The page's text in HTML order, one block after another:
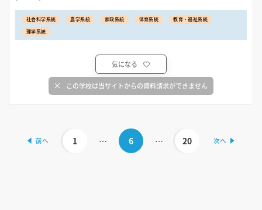
社会科学系統 農学系統 家政系統 体育系統
教育・福祉系統
理学系統
気になる
この学校は当サイトからの資料請求ができません
1 … 6 … 20